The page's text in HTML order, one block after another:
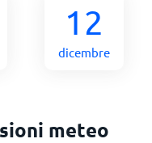
12
dicembre
meteo